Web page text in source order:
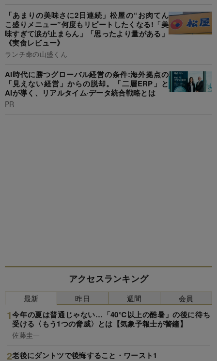
「あまりの美味さに2日連続」松屋の“お肉てん
こ盛りメニュー”何度もリピートしたくなる!「美
味すぎて涙が止まらん」「思ったより量がある」
《実食レビュー》
ランチ命の山盛くん
AI時代に勝つグローバル経営の条件:海外拠点の
「見えない経営」からの脱却。「二層ERP」と
AIが導く、リアルタイム·データ統合戦略とは
PR
アクセスランキング
最新
今年の夏は普通じゃない…「40℃以上の酷暑」の後に待ち
受ける〈もう1つの脅威〉とは【気象予報士が警鐘】
佐藤圭一
老後にダントツで後悔すること・ワースト1
昨日 週間 会員